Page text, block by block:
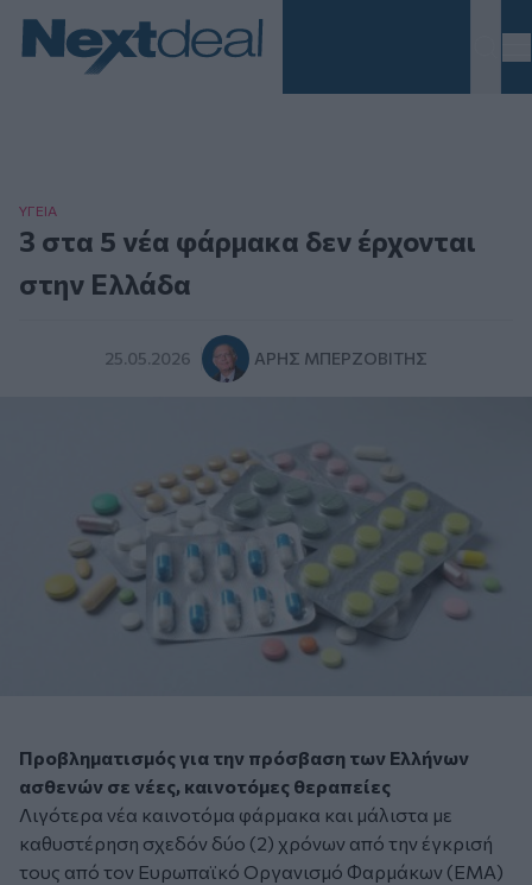
ΥΓΕΙΑ
3 στα 5 νέα φάρμακα δεν έρχονται
στην Ελλάδα
25.05.2026 ΆΡΗΣ ΜΠΕΡΖΟΒΊΤΗΣ
Προβληματισμός για την πρόσβαση των Ελλήνων
ασθενών σε νέες, καινοτόμες θεραπείες
Λιγότερα νέα καινοτόμα φάρμακα και μάλιστα με
καθυστέρηση σχεδόν δύο (2) χρόνων από την έγκρισή
τους από τον Ευρωπαϊκό Οργανισμό Φαρμάκων (ΕΜΑ)